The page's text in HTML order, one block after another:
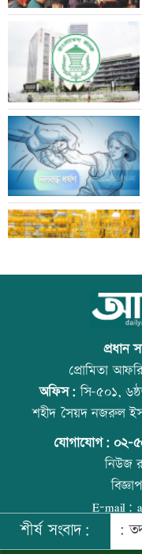
প্রধান
প্রোমিতা
অফিস:সি-৫০১,
শহীদ সৈয়দ নজরুল
যোগাযোগ: ০২-
E-mail:
©২০২৬ |আপন দেশ
শীর্ষ সংবাদ:
গুম করা হয়: তদন্ত